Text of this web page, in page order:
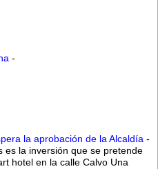
-
la aprobación de la Alcaldía -
es la inversión que se pretende
hotel en la calle Calvo Una